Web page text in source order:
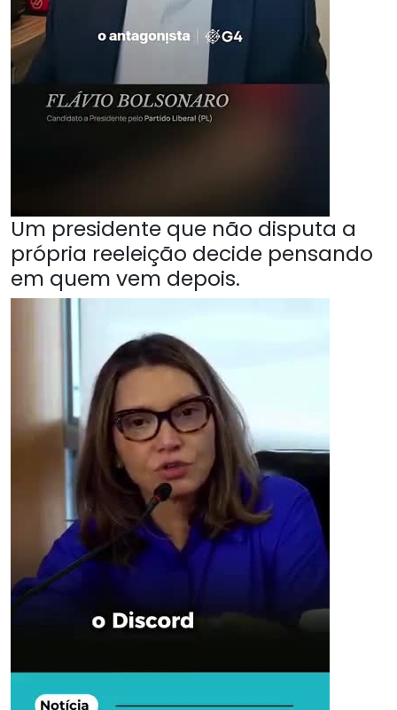
Um presidente que não disputa a
própria reeleição decide pensando
em quem vem depois.